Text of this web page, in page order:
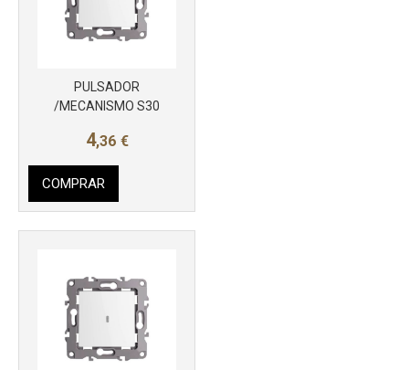
PULSADOR
/MECANISMO S30
4,36 €
COMPRAR
Más info